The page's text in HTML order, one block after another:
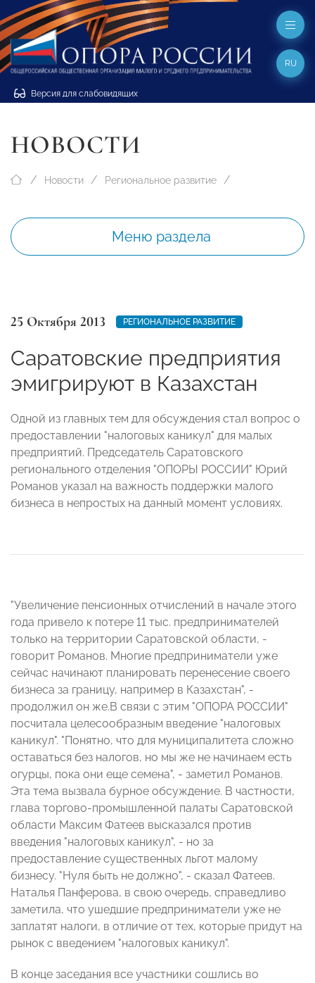
Версия для слабовидящих
RU
НОВОСТИ
Новости Региональное развитие
Меню раздела
25 Октября 2013 РЕГИОНАЛЬНОЕ РАЗВИТИЕ
Саратовские предприятия
эмигрируют в Казахстан
Одной из главных тем для обсуждения стал вопрос о
предоставлении "налоговых каникул" для малых
предприятий. Председатель Саратовского
регионального отделения "ОПОРЫ РОССИИ" Юрий
Романов указал на важность поддержки малого
бизнеса в непростых на данный момент условиях.
"Увеличение пенсионных отчислений в начале этого
года привело к потере 11 тыс. предпринимателей
только на территории Саратовской области, -
говорит Романов. Многие предприниматели уже
сейчас начинают планировать перенесение своего
бизнеса за границу, например в Казахстан", -
продолжил он же.В связи с этим "ОПОРА РОССИИ"
посчитала целесообразным введение "налоговых
каникул". "Понятно, что для муниципалитета сложно
оставаться без налогов, но мы же не начинаем есть
огурцы, пока они еще семена", - заметил Романов.
Эта тема вызвала бурное обсуждение. В частности,
глава торгово-промышленной палаты Саратовской
области Максим Фатеев высказался против
введения "налоговых каникул", - но за
предоставление существенных льгот малому
бизнесу. "Нуля быть не должно", - сказал Фатеев.
Наталья Панферова, в свою очередь, справедливо
заметила, что ушедшие предприниматели уже не
заплатят налоги, в отличие от тех, которые придут на
рынок с введением "налоговых каникул".
В конце заседания все участники сошлись во